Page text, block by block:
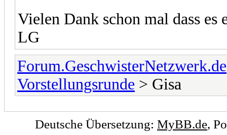
Vielen Dank schon mal dass es
LG
Forum.GeschwisterNetzwerk.de
Vorstellungsrunde > Gisa
Deutsche Übersetzung: MyBB.de,